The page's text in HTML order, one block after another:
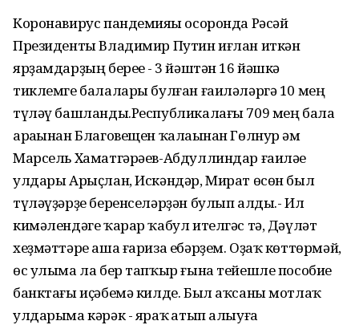
Коронавирус пандемияһы осоронда Рәсәй
Президенты Владимир Путин иғлан иткән
ярҙамдарҙың береһе - 3 йәштән 16 йәшкә
тиклемге балалары булған ғаиләләргә 10 мең
түләү башланды.Республикалағы 709 мең бала
араһынан Благовещен ҡалаһынан Гөлнур һәм
Марсель Хаматгәрәев-Абдуллиндар ғаиләһе
улдары Арыҫлан, Искәндәр, Мират өсөн был
түләүҙәрҙе беренселәрҙән булып алды.- Ил
кимәлендәге ҡарар ҡабул ителгәс тә, Дәүләт
хеҙмәттәре аша ғариза ебәрҙем. Оҙаҡ көттөрмәй,
өс улыма ла бер тапҡыр ғына тейешле пособие
банктағы иҫәбемә килде. Был аҡсаны мотлаҡ
улдарыма кәрәк - яраҡ һатып алыуға